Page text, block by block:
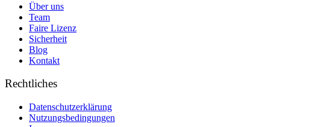
Über uns
Team
Faire Lizenz
Sicherheit
Blog
Kontakt
Rechtliches
Datenschutzerklärung
Nutzungsbedingungen